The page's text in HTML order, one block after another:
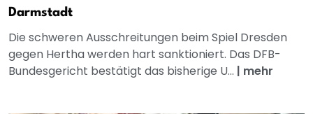
Darmstadt
Die schweren Ausschreitungen beim Spiel Dresden
gegen Hertha werden hart sanktioniert. Das DFB-
Bundesgericht bestätigt das bisherige U... | mehr